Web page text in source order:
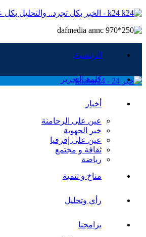
k24 - الخبر بكل تجرد.. والتحليل بكل عمق
الرئيسية
كلمة التحرير
أخبار
عين على الرحامنة
خبر الجهوية
عين على إفرقيا
ثقافة و مجتمع
رياضة
مناخ و تنمية
رأي وتحليل
برامجنا